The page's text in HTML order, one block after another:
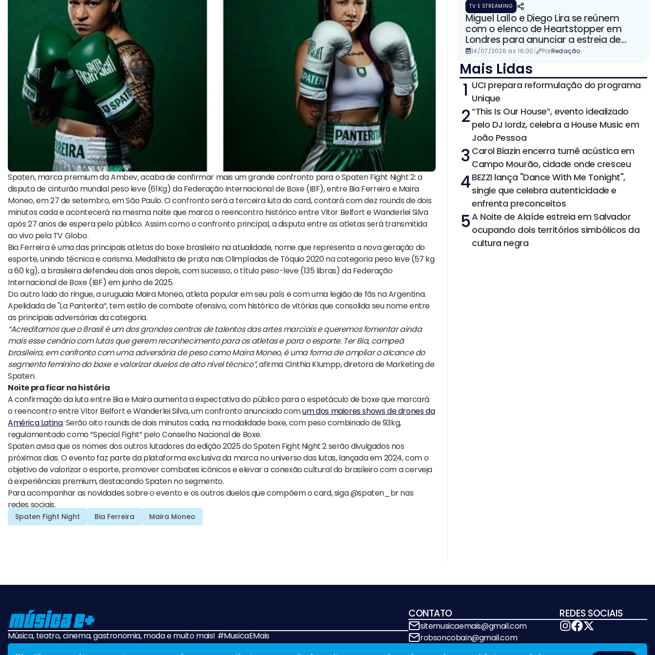
Spaten, marca premium da Ambev, acaba de confirmar mais um grande confronto para o Spaten Fight Night 2: a
disputa de cinturão mundial peso leve (61Kg) da Federação Internacional de Boxe (IBF), entre Bia Ferreira e Maira
Moneo, em 27 de setembro, em São Paulo. O confronto será a terceira luta do card, contará com dez rounds de dois
minutos cada e acontecerá na mesma noite que marca o reencontro histórico entre Vitor Belfort e Wanderlei Silva
após 27 anos de espera pelo público. Assim como o confronto principal, a disputa entre as atletas será transmitida
ao vivo pela TV Globo.
Bia Ferreira é uma das principais atletas do boxe brasileiro na atualidade, nome que representa a nova geração do
esporte, unindo técnica e carisma. Medalhista de prata nas Olimpíadas de Tóquio 2020 na categoria peso leve (57 kg
a 60 kg), a brasileira defendeu dois anos depois, com sucesso, o título peso-leve (135 libras) da Federação
Internacional de Boxe (IBF) em junho de 2025.
Do outro lado do ringue, a uruguaia Maira Moneo, atleta popular em seu país e com uma legião de fãs na Argentina.
Apelidada de "La Panterita”, tem estilo de combate ofensivo, com histórico de vitórias que consolida seu nome entre
as principais adversárias da categoria.
“Acreditamos que o Brasil é um dos grandes centros de talentos das artes marciais e queremos fomentar ainda
mais esse cenário com lutas que gerem reconhecimento para os atletas e para o esporte. Ter Bia, campeã
brasileira, em confronto com uma adversária de peso como Maira Moneo, é uma forma de ampliar o alcance do
segmento feminino do boxe e valorizar duelos de alto nível técnico”, afirma Cinthia Klumpp, diretora de Marketing de
Spaten.
Noite pra ficar na história
A confirmação da luta entre Bia e Maira aumenta a expectativa do público para o espetáculo de boxe que marcará
o reencontro entre Vitor Belfort e Wanderlei Silva, um confronto anunciado comum dos maiores shows de drones da
América Latina. Serão oito rounds de dois minutos cada, na modalidade boxe, com peso combinado de 93kg,
regulamentado como “Special Fight” pelo Conselho Nacional de Boxe.
Spaten avisa que os nomes dos outros lutadores da edição 2025 do Spaten Fight Night 2 serão divulgados nos
próximos dias. O evento faz parte da plataforma exclusiva da marca no universo das lutas, lançada em 2024, com o
objetivo de valorizar o esporte, promover combates icônicos e elevar a conexão cultural do brasileiro com a cerveja
à experiências premium, destacando Spaten no segmento.
Para acompanhar as novidades sobre o evento e os outros duelos que compõem o card, siga @spaten_br nas
redes sociais.
Spaten Fight Night Bia Ferreira Maira Moneo
TV E STREAMING
Miguel Lallo e Diego Lira se reúnem
com o elenco de Heartstopper em
Londres para anunciar a estreia de
Quinze Dias na Netflix
14/07/2026 às 16:00 | PorRedação
Mais Lidas
1 UCI prepara reformulação do programa
Unique
2“This Is Our House”, evento idealizado
pelo DJ Iordz, celebra a House Music em
João Pessoa
3 Carol Biazin encerra turnê acústica em
Campo Mourão, cidade onde cresceu
4BEZZI lança "Dance With Me Tonight",
single que celebra autenticidade e
enfrenta preconceitos
5A Noite de Alaíde estreia em Salvador
ocupando dois territórios simbólicos da
cultura negra
Música, teatro, cinema, gastronomia, moda e muito mais! #MusicaEMais
CONTATO
sitemusicaemais@gmail.com
robsoncobain@gmail.com
REDES SOCIAIS